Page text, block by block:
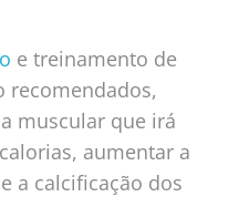
e treinamento de
recomendados,
muscular que irá
aumentar a
a calcificação dos